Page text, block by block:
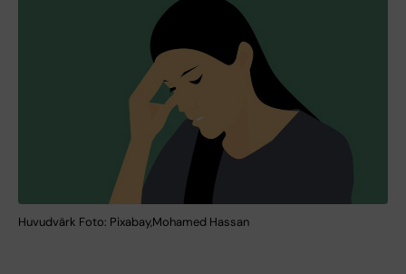
Huvudvärk Foto: Pixabay,Mohamed Hassan